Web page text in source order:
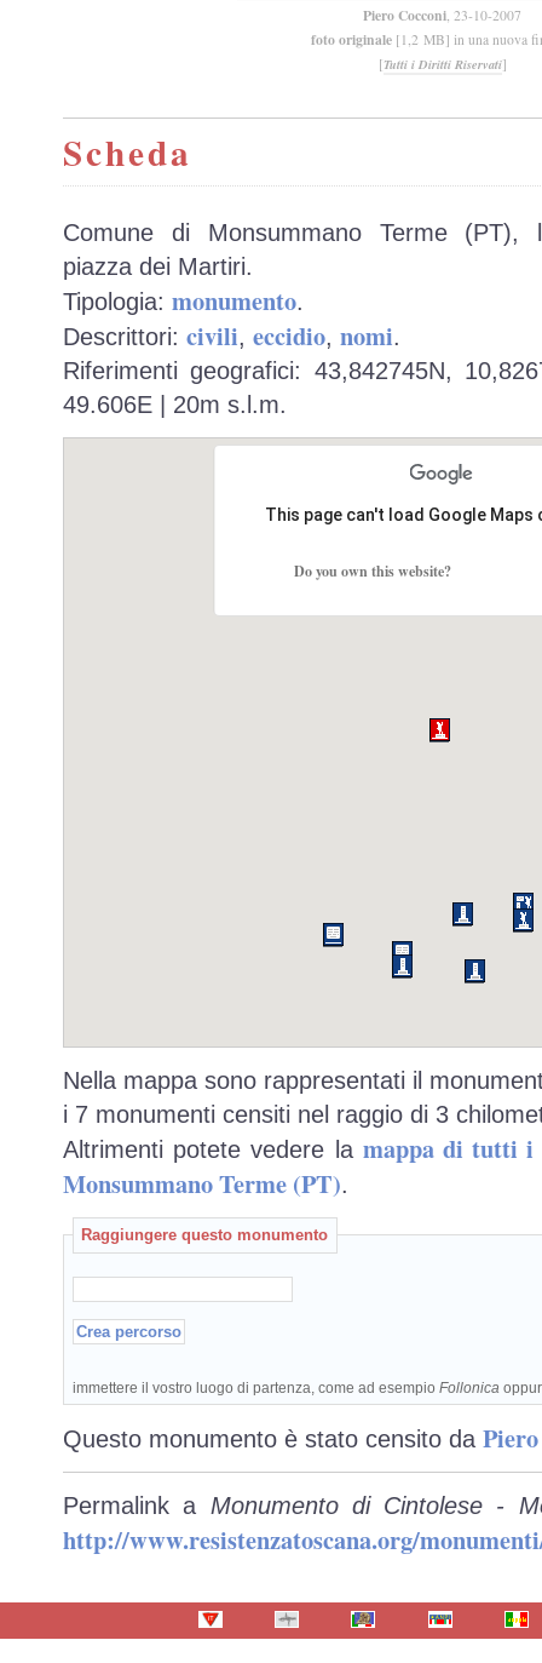
Piero Cocconi, 23-10-2007
foto originale [1,2 MB] in una nuova
[Tutti i Diritti Riservati]
Scheda
Comune di Monsummano Terme (PT),
piazza dei Martiri.
Tipologia: monumento.
Descrittori: civili, eccidio, nomi.
Riferimenti geografici: 43,842745N,
49.606E | 20m s.l.m.
This page can't load Google
Do you own this website?
Nella mappa sono rappresentati il
i 7 monumenti censiti nel raggio di 3
Altrimenti potete vedere la mappa di tutti i
Monsummano Terme (PT).
Raggiungere questo monumento
immettere il vostro luogo di partenza, come ad esempio Follonica
Questo monumento è stato censito da
Permalink a Monumento di Cintolese -
http://www.resistenzatoscana.org/